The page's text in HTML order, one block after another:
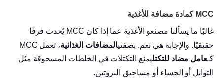
MCC كمادة مضافة للأغذية
غالبًا ما يسألنا مصنعو الأغذية عما إذا كان MCC يُحدث فرقًا
حقيقيًا. والإجابة هي نعم. بصفتيالمضافات الغذائية
، تعمل MCC
كـعامل مضاد للتكتل‎يمنع التكتلات في الخلطات المسحوقة مثل
التوابل أو الحساء أو مساحيق البروتين.